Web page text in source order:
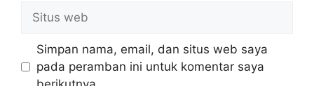
web
Simpan nama, email, dan situs web saya
pada peramban ini untuk komentar saya